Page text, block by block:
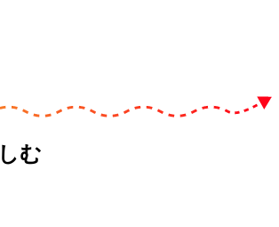
む